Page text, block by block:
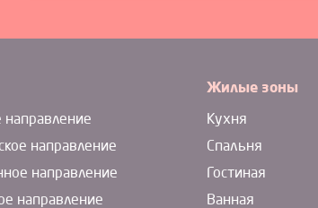
направление
направление
направление
направление
Жилые зоны
Кухня
Спальня
Гостиная
Ванная